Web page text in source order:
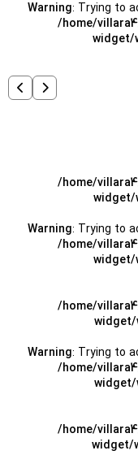
Warning: Trying to
/home/
widget/
/home/
widget/
Warning: Trying to
/home/
widget/
/home/
Warning: Trying to
/home/
/home/
widget/